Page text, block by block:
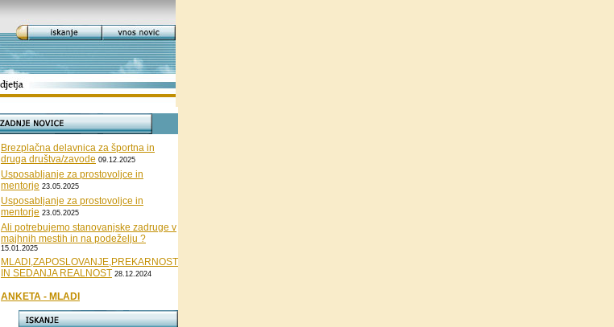
Brezplačna delavnica za športna in
druga društva/zavode 09.12.2025
Usposabljanje za prostovoljce in
mentorje 23.05.2025
Usposabljanje za prostovoljce in
mentorje 23.05.2025
Ali potrebujemo stanovanjske zadruge v
majhnih mestih in na podeželju ?
15.01.2025
MLADI,ZAPOSLOVANJE,PREKARNOST
IN SEDANJA REALNOST 28.12.2024
ANKETA - MLADI